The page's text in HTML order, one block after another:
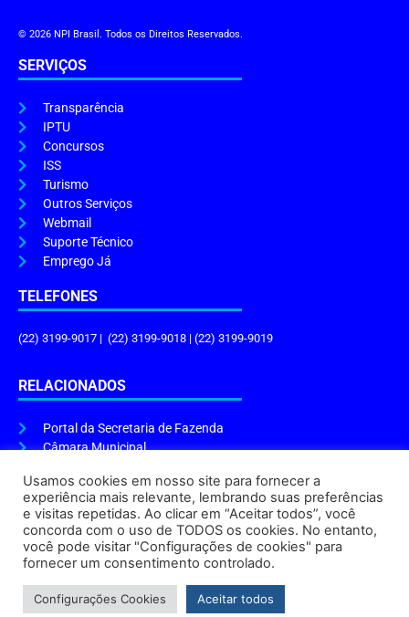
© 2026 NPI Brasil. Todos os Direitos Reservados.
SERVIÇOS
Transparência
IPTU
Concursos
ISS
Turismo
Outros Serviços
Webmail
Suporte Técnico
Emprego Já
TELEFONES
(22) 3199-9017 | (22) 3199-9018 | (22) 3199-9019
RELACIONADOS
Portal da Secretaria de Fazenda
Câmara Municipal
ENDEREÇO E HORÁRIO
Endereço:Praça Tiradentes, s/n – Centro, Cabo Frio – RJ, 28906-290
Atendimento do Protocolo Geral da Prefeitura:9h às 16h
Horário de Funcionamento:8h às 17h
Usamos cookies em nosso site para fornecer a
experiência mais relevante, lembrando suas preferências
e visitas repetidas. Ao clicar em “Aceitar todos”, você
concorda com o uso de TODOS os cookies. No entanto,
você pode visitar "Configurações de cookies" para
fornecer um consentimento controlado.
Configurações Cookies Aceitar todos